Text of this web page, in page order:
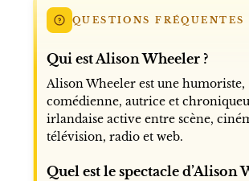
QUESTIONS FRÉQUENTES
Qui est Alison Wheeler ?
Alison Wheeler est une humoriste,
comédienne, autrice et
irlandaise active entre scène,
télévision, radio et web.
Quel est le spectacle d’Alison